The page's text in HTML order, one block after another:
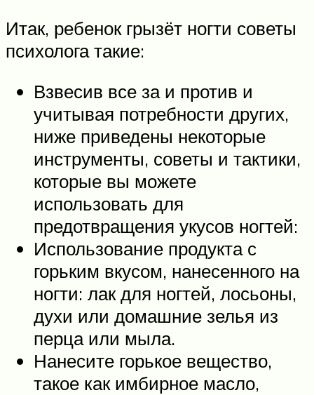
Итак, ребенок грызёт ногти советы
психолога такие:
Взвесив все за и против и
учитывая потребности других,
ниже приведены некоторые
инструменты, советы и тактики,
которые вы можете
использовать для
предотвращения укусов ногтей:
Использование продукта с
горьким вкусом, нанесенного на
ногти: лак для ногтей, лосьоны,
духи или домашние зелья из
перца или мыла.
Нанесите горькое вещество,
такое как имбирное масло,